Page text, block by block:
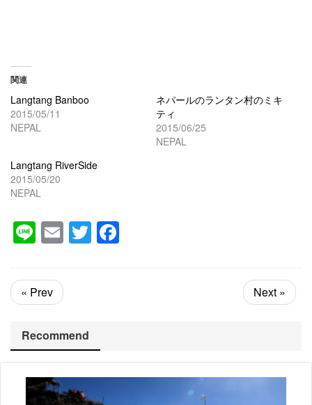
関連
Langtang Banboo
2015/05/11
NEPAL
ネパールのランタン村のミキ
ティ
2015/06/25
NEPAL
Langtang RiverSide
2015/05/20
NEPAL
LineEmailTwitter
« Prev Next »
Recommend